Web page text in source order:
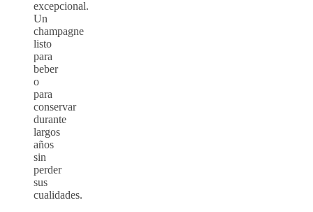
excepcional.
Un
champagne
listo
para
beber
o
para
conservar
durante
largos
años
sin
perder
sus
cualidades.